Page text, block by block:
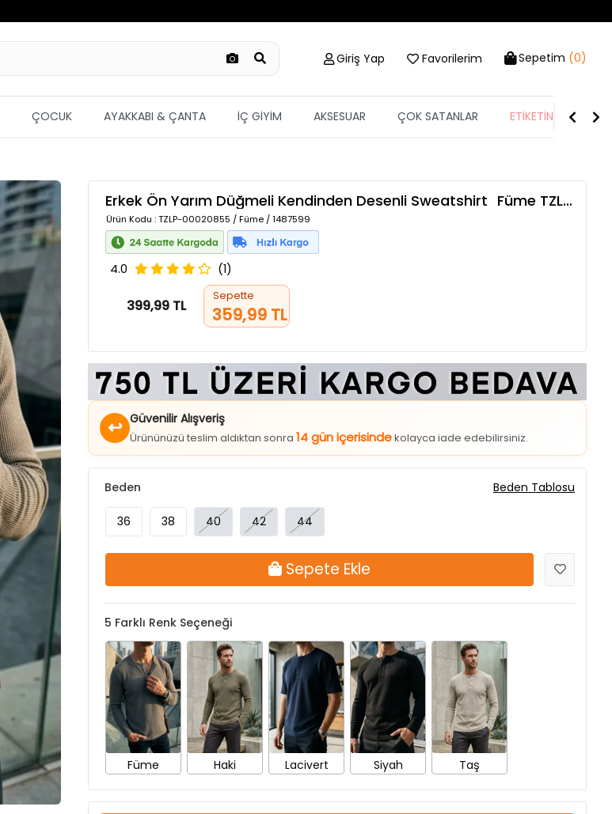
Giriş Yap Favorilerim Sepetim (0)
ÇOCUK AYAKKABI & ÇANTA İÇ GİYİM AKSESUAR ÇOK SATANLAR ETİKETİN YARISI
Erkek Ön Yarım Düğmeli Kendinden Desenli Sweatshirt Füme TZLP-00020855
Ürün Kodu : TZLP-00020855 / Füme / 1487599
4.0 (1)
399,99 TL
Sepette
359,99 TL
↩ Güvenilir Alışveriş
Ürününüzü teslim aldıktan sonra14 gün içerisindekolayca iade edebilirsiniz.
36
Sepete Ekle
5Farklı Renk Seçeneği
Füme Haki Lacivert Siyah Taş
Koleksiyona Ekle